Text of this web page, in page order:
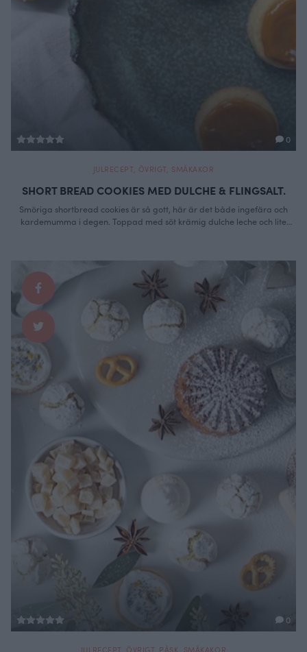
0
JULRECEPT, ÖVRIGT, SMÅKAKOR
SHORT BREAD COOKIES MED DULCHE & FLINGSALT.
Smöriga shortbread cookies är så gott, här är det både ingefära och
kardemumma i degen. Toppad med söt krämig dulche leche och lite
kall mjölk.
0
JULRECEPT, ÖVRIGT, PÅSK SMÅKAKOR